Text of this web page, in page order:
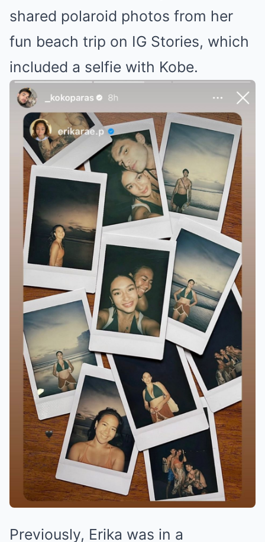
shared polaroid photos from her
fun beach trip on IG Stories, which
included a selfie with Kobe.
Previously, Erika was in a